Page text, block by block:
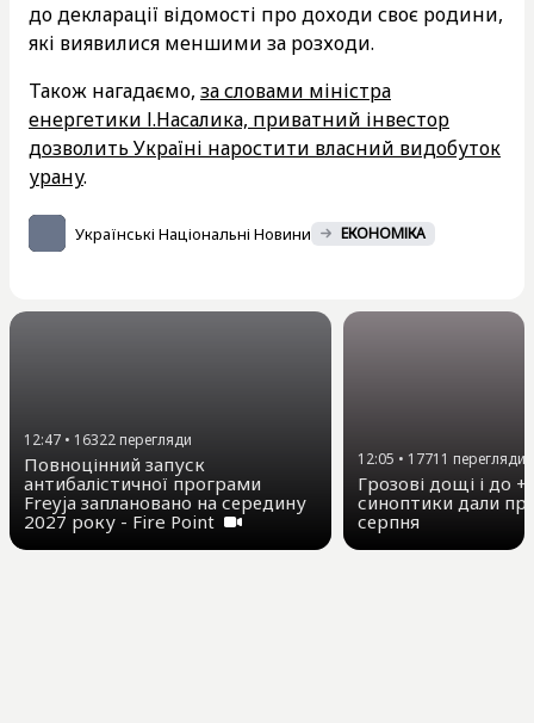
до декларації відомості про доходи своє родини,
які виявилися меншими за розходи.
Також нагадаємо, за словами міністра
енергетики І.Насалика, приватний інвестор
дозволить Україні наростити власний видобуток
урану.
Українські Національні Новини ЕКОНОМІКА
12:47 • 16322 перегляди
Повноцінний запуск
антибалістичної програми
Freyja заплановано на середину
2027 року - Fire Point
12:05 • 17711 перегляди
Грозові дощі і до
синоптики дали
серпня